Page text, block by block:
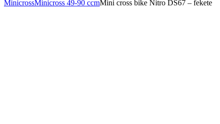
MinicrossMinicross 49-90 ccmMini cross bike Nitro DS67 – fekete